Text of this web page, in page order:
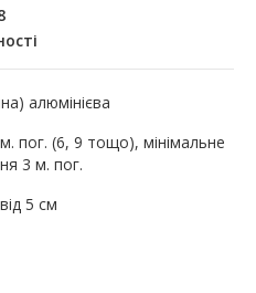
алюмінієва
пог. (6, 9 тощо), мінімальне
3 м. пог.
5 см